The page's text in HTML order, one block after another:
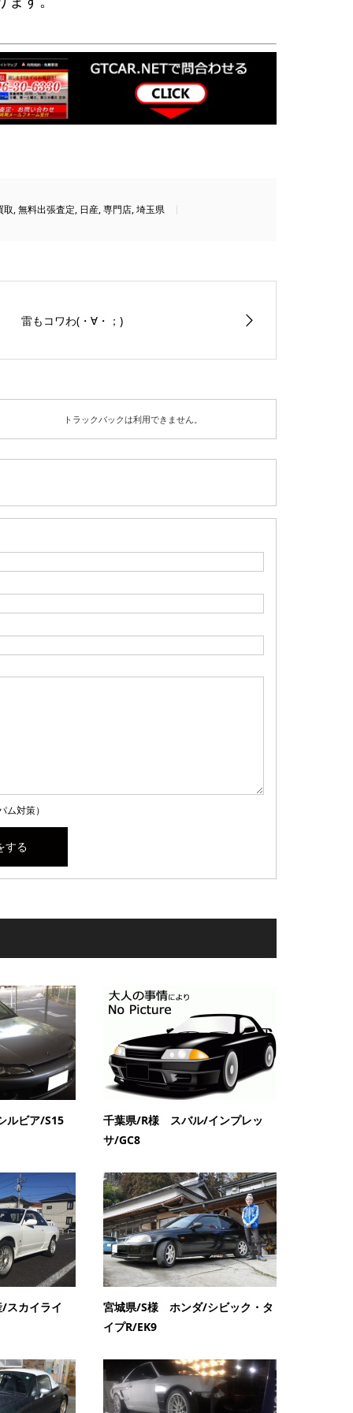
取,無料出張査定, 日産,専門店,埼玉県
雷もコワわ(・∀・；)
トラックバックは利用できません。
対策）
ルビア/S15
千葉県/R様 スバル/インプレッ
サ/GC8
カイライ
宮城県/S様 ホンダ/シビック・タ
イプR/EK9